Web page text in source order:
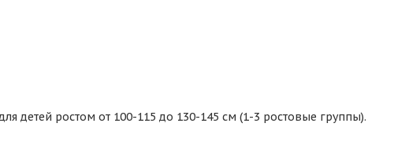
детей ростом от 100-115 до 130-145 см (1-3 ростовые группы).